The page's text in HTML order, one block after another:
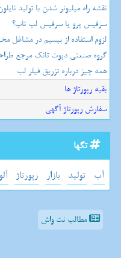
نقشه راه میلیونر شدن با تولید
سرفیس پرو یا سرفیس لپ تاپ؟
لزوم استفاده از بیسیم در مشاغل
گروه صنعتی دپوت تانک مرجع
همه چیز درباره تزریق فیلر لب
بقیه رپورتاژ ها
سفارش رپورتاژ آگهی
تگها
آب تولید بازار رپورتاژ
مطالب نت واش